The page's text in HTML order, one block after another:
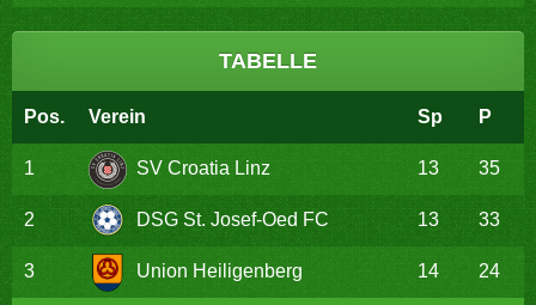
TABELLE
Pos. Verein Sp P
1 SV Croatia Linz 13 35
2 DSG St. Josef-Oed FC 13 33
3 Union Heiligenberg 14 24